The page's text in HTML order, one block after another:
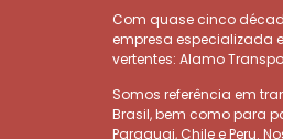
Com quase cinco
empresa especializada
vertentes: Alamo
Somos referência em
Brasil, bem como para
Paraguai, Chile e Peru.